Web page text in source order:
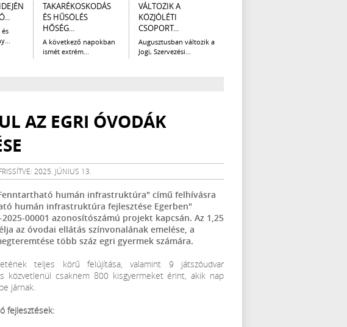
és
TAKARÉKOSKODÁS
ÉS HŰSÖLÉS
HŐSÉG...
A következő napokban
ismét extrém...
VÁLTOZIK A
KÖZJÓLÉTI
CSOPORT...
Augusztusban változik a
Jogi, Szervezési...
AZ EGRI ÓVODÁK
2025. JÚNIUS 13.
humán infrastruktúra" című felhívásra
humán infrastruktúra fejlesztése Egerben"
2025-00001 azonosítószámú projekt kapcsán. Az 1,25
az óvodai ellátás színvonalának emelése, a
több száz egri gyermek számára.
teljes körű felújítása, valamint 9 játszóudvar
közvetlenül csaknem 800 kisgyermeket érint, akik nap
járnak.
fejlesztések: